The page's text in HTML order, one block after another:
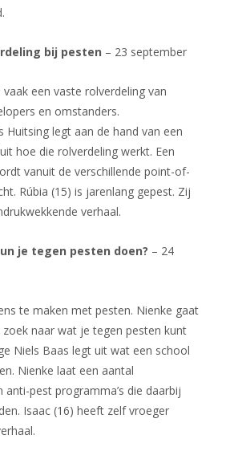
bij pesten – 23 september
een vaste rolverdeling van
en omstanders.
Huitsing legt aan de hand van een
hoe die rolverdeling werkt. Een
vanuit de verschillende point-of-
Rúbia (15) is jarenlang gepest. Zij
verhaal.
je tegen pesten doen? – 24
te maken met pesten. Nienke gaat
naar wat je tegen pesten kunt
Niels Baas legt uit wat een school
Nienke laat een aantal
anti-pest programma’s die daarbij
Isaac (16) heeft zelf vroeger